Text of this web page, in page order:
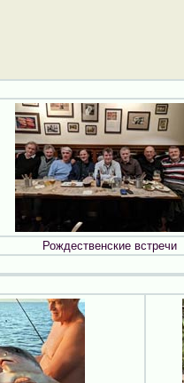
Рождественские встречи